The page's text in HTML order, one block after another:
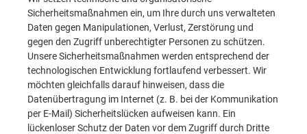
Sicherheitsmaßnahmen ein, um Ihre durch uns verwalteten
Daten gegen Manipulationen, Verlust, Zerstörung und
gegen den Zugriff unberechtigter Personen zu schützen.
Unsere Sicherheitsmaßnahmen werden entsprechend der
technologischen Entwicklung fortlaufend verbessert. Wir
möchten gleichfalls darauf hinweisen, dass die
Datenübertragung im Internet (z. B. bei der Kommunikation
per E-Mail) Sicherheitslücken aufweisen kann. Ein
lückenloser Schutz der Daten vor dem Zugriff durch Dritte